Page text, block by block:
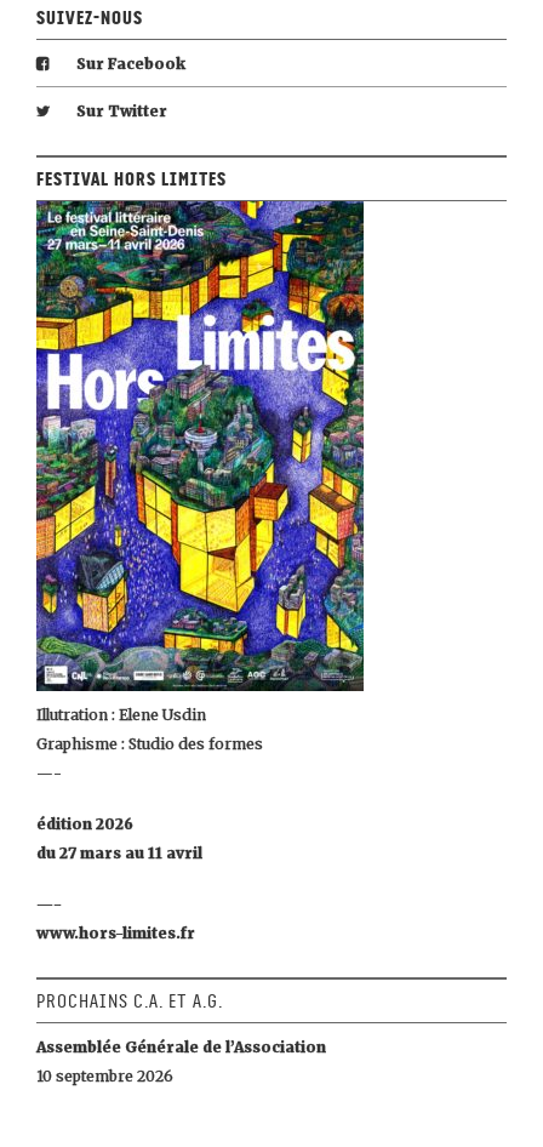
Suivez-nous
Sur Facebook
Sur Twitter
Festival Hors Limites
Illutration : Elene Usdin
Graphisme : Studio des formes
—-
édition 2026
du 27 mars au 11 avril
—-
www.hors-limites.fr
Prochains C.A. et A.G.
Assemblée Générale de l’Association
10 septembre 2026